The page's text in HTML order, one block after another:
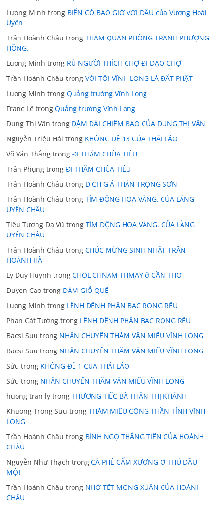
Lương Minh trong BIỂN CÓ BAO GIỜ VƠI ĐÂU của Vương Hoài
Uyên
Trần Hoành Châu trongTHAM QUAN PHÒNG TRANH PHƯỢNG
HỒNG.
Luong Minh trong RỦ NGƯỜI THÍCH CHỢ ĐI DẠO CHỢ
Trần Hoành Châu trongVỚI TÔI-VĨNH LONG LÀ ĐẤT PHẬT
Luong Minh trongQuảng trường Vĩnh Long
Franc Lê trongQuảng trường Vĩnh Long
Dung Thị Vân trong DẶM DÀI CHIÊM BAO CỦA DUNG THỊ VÂN
Nguyễn Triệu Hải trong KHÔNG ĐỀ 13 CỦA THÁI LÃO
Võ Văn Thắng trongĐI THĂM CHÙA TIÊU
Trần Phụng trongĐI THĂM CHÙA TIÊU
Trần Hoành Châu trong DICH GIẢ THÂN TRỌNG SƠN
Trần Hoành Châu trongTÍM ĐỘNG HOA VÀNG. CỦA LÃNG
UYỂN CHÂU
Tiêu Tương Dạ Vũ trongTÍM ĐỘNG HOA VÀNG. CỦA LÃNG
UYỂN CHÂU
Trần Hoành Châu trongCHÚC MỪNG SINH NHẬT TRẦN
HOÀNH HÀ
Ly Duy Huynh trongCHOL CHNAM THMAY ở CẦN THƠ
Duyen Cao trongĐÁM GIỖ QUÊ
Luong Minh trong LÊNH ĐÊNH PHẬN BẠC RONG RÊU
Phan Cát Tường trong LÊNH ĐÊNH PHẬN BẠC RONG RÊU
Bacsi Suu trong NHÂN CHUYẾN THĂM VĂN MIẾU VĨNH LONG
Bacsi Suu trong NHÂN CHUYẾN THĂM VĂN MIẾU VĨNH LONG
Sửu trong KHÔNG ĐỀ 1 CỦA THÁI LÃO
Sửu trong NHÂN CHUYẾN THĂM VĂN MIẾU VĨNH LONG
huong tran ly trongTHƯƠNG TIẾC BÀ THÂN THỊ KHÁNH
Khuong Trong Suu trongTHĂM MIẾU CÔNG THẦN TỈNH VĨNH
LONG
Trần Hoành Châu trong BÍNH NGỌ THẲNG TIẾN CỦA HOÀNH
CHÂU
Nguyễn Như Thạch trongCÀ PHÊ CẨM XƯƠNG Ở THỦ DẦU
MỘT
Trần Hoành Châu trong NHỚ TẾT MONG XUÂN CỦA HOÀNH
CHÂU